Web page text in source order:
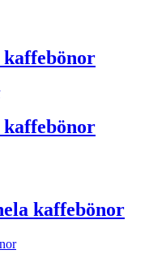
kaffebönor
kaffebönor
kaffebönor